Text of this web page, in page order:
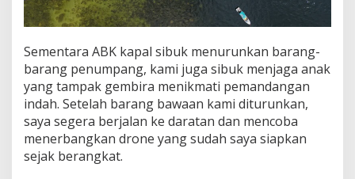
Sementara ABK kapal sibuk menurunkan barang-
barang penumpang, kami juga sibuk menjaga anak
yang tampak gembira menikmati pemandangan
indah. Setelah barang bawaan kami diturunkan,
saya segera berjalan ke daratan dan mencoba
menerbangkan drone yang sudah saya siapkan
sejak berangkat.